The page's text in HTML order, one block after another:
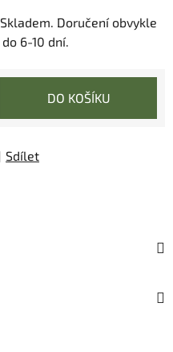
Skladem. Doručení obvykle
do 6-10 dní.
DO KOŠÍKU
Sdílet